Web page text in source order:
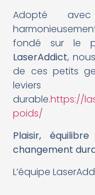
Adopté
fondé sur le
LaserAddict,
de ces petits
leviers
durable.https://
poids/
Plaisir,
changement
L’équipe